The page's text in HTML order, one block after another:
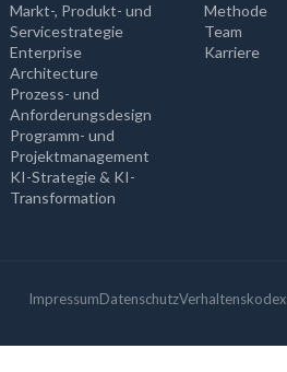
Markt-, Produkt- und
Servicestrategie
Enterprise
Architecture
Prozess- und
Anforderungsdesign
Programm- und
Projektmanagement
KI-Strategie & KI-
Transformation
Methode
Team
Karriere
ImpressumDatenschutzVerhaltenskodex